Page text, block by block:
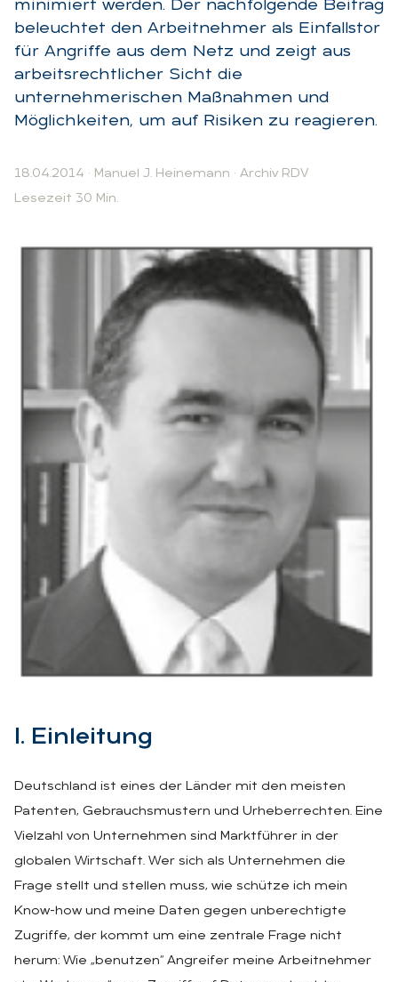
minimiert werden. Der nachfolgende Beitrag
beleuchtet den Arbeitnehmer als Einfallstor
für Angriffe aus dem Netz und zeigt aus
arbeitsrechtlicher Sicht die
unternehmerischen Maßnahmen und
Möglichkeiten, um auf Risiken zu reagieren.
18.04.2014 · Manuel J. Heinemann · Archiv RDV
Lesezeit 30 Min.
I. Ein­lei­tung
Deutschland ist eines der Länder mit den meisten
Patenten, Gebrauchsmustern und Urheberrechten. Eine
Vielzahl von Unternehmen sind Marktführer in der
globalen Wirtschaft. Wer sich als Unternehmen die
Frage stellt und stellen muss, wie schütze ich mein
Know-how und meine Daten gegen unberechtigte
Zugriffe, der kommt um eine zentrale Frage nicht
herum: Wie „benutzen“ Angreifer meine Arbeitnehmer